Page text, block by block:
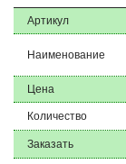
Артикул
Наименование
Цена
Количество
Заказать